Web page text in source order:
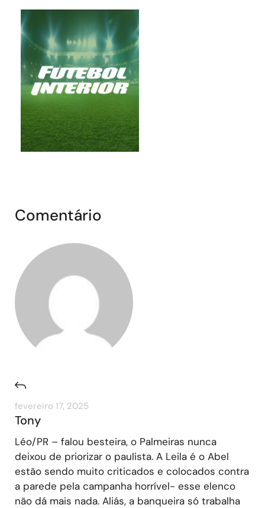
Comentário
fevereiro 17, 2025
Tony
Léo/PR – falou besteira, o Palmeiras nunca
deixou de priorizar o paulista. A Leila é o Abel
estão sendo muito criticados e colocados contra
a parede pela campanha horrível- esse elenco
não dá mais nada. Aliás, a banqueira só trabalha